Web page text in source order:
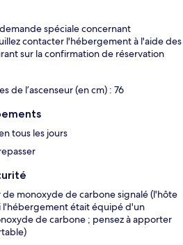
spéciale concernant
contacter l'hébergement à l'aide des
sur la confirmation de réservation
de l’ascenseur (en cm) : 76
tous les jours
monoxyde de carbone signalé (l'hôte
l'hébergement était équipé d'un
de carbone ; pensez à apporter